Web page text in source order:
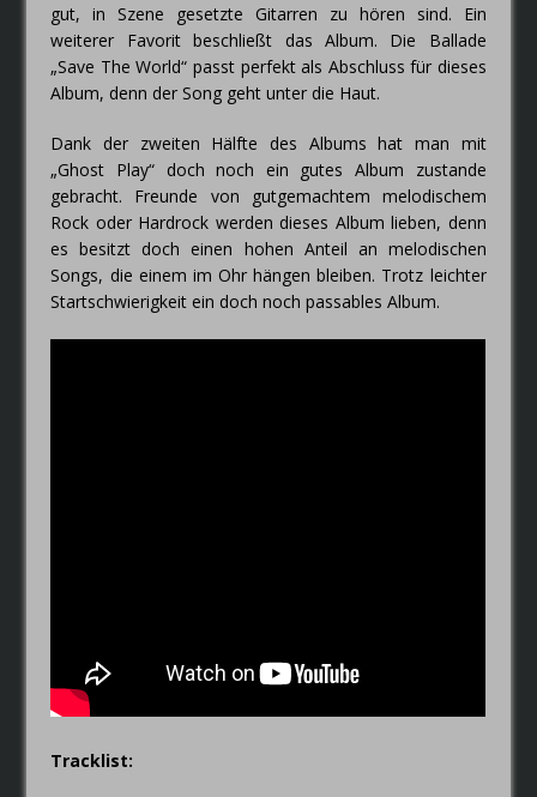
gut, in Szene gesetzte Gitarren zu hören sind. Ein
weiterer Favorit beschließt das Album. Die Ballade
„Save The World“ passt perfekt als Abschluss für dieses
Album, denn der Song geht unter die Haut.
Dank der zweiten Hälfte des Albums hat man mit
„Ghost Play“ doch noch ein gutes Album zustande
gebracht. Freunde von gutgemachtem melodischem
Rock oder Hardrock werden dieses Album lieben, denn
es besitzt doch einen hohen Anteil an melodischen
Songs, die einem im Ohr hängen bleiben. Trotz leichter
Startschwierigkeit ein doch noch passables Album.
Tracklist: